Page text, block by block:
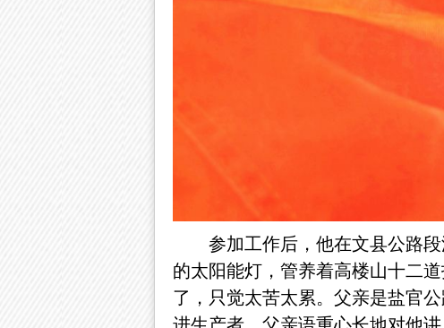
参加工作后，他在文县公路
的太阳能灯，管养着高楼山十二
了，只觉太苦太累。父亲是盐官